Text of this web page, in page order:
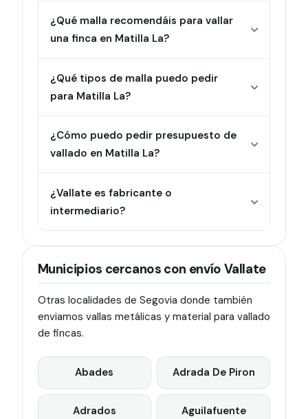
¿Qué malla recomendáis para vallar
una finca en Matilla La?
¿Qué tipos de malla puedo pedir
para Matilla La?
¿Cómo puedo pedir presupuesto de
vallado en Matilla La?
¿Vallate es fabricante o
intermediario?
Municipios cercanos con envío Vallate
Otras localidades de Segovia donde también
enviamos vallas metálicas y material para vallado
de fincas.
Abades Adrada De Piron
Adrados Aguilafuente